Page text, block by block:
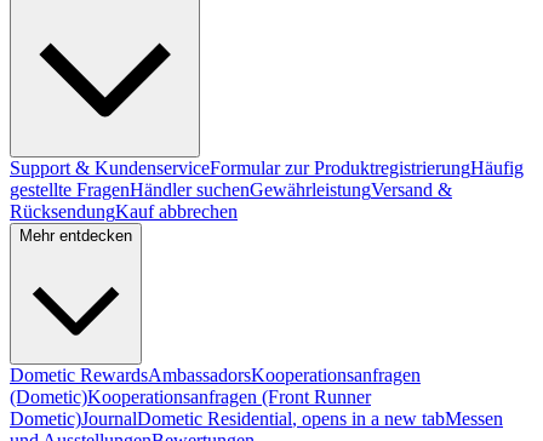
Support & KundenserviceFormular zur ProduktregistrierungHäufig
gestellte FragenHändler suchenGewährleistungVersand &
RücksendungKauf abbrechen
Mehr entdecken
Dometic RewardsAmbassadorsKooperationsanfragen
(Dometic)Kooperationsanfragen (Front Runner
Dometic)JournalDometic Residential, opens in a new tabMessen